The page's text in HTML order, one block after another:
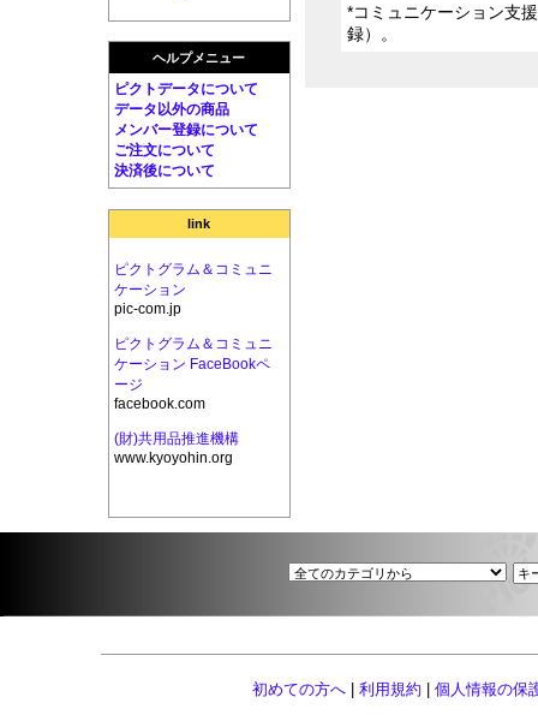
ヘルプメニュー
ピクトデータについて
データ以外の商品
メンバー登録について
ご注文について
決済後について
link
ピクトグラム＆コミュニ
ケーション
pic-com.jp
ピクトグラム＆コミュニ
ケーション FaceBookペ
ージ
facebook.com
(財)共用品推進機構
www.kyoyohin.org
*コミュニケーション支
録）。
初めての方へ 利用規約 個人情報の保